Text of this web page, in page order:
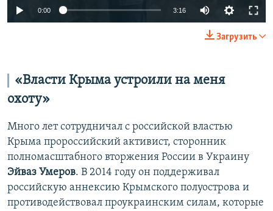
0:00 3:16
Загрузить
«Власти Крыма устроили на меня
охоту»
Много лет сотрудничал с российской властью
Крыма пророссийский активист, сторонник
полномасштабного вторжения России в Украину
Эйваз Умеров. В 2014 году он поддерживал
российскую аннексию Крымского полуострова и
противодействовал проукраинским силам, которые